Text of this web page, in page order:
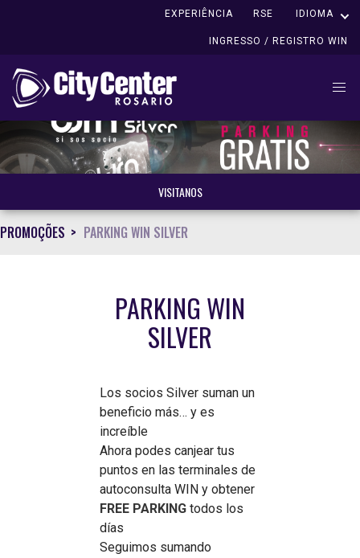
EXPERIÊNCIA RSE IDIOMA
INGRESSO / REGISTRO WIN
VISITANOS
PROMOÇÕES PARKING WIN SILVER
PARKING WIN
SILVER
Los socios Silver suman un
beneficio más… y es
increíble
Ahora podes canjear tus
puntos en las terminales de
autoconsulta WIN y obtener
FREE PARKING todos los
días
Seguimos sumando